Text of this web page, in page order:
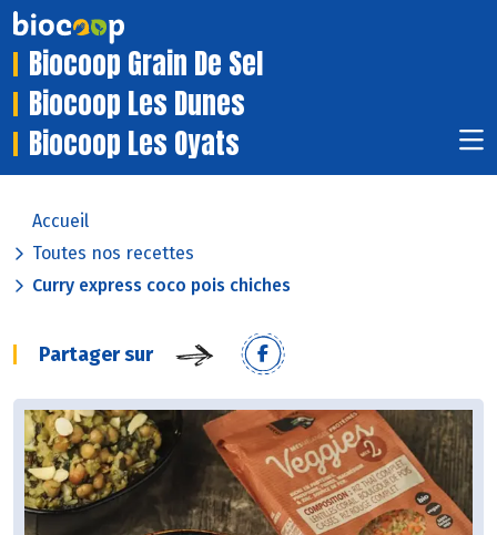
Biocoop Grain De Sel
Biocoop Les Dunes
Biocoop Les Oyats
Accueil
Toutes nos recettes
Curry express coco pois chiches
Partager sur